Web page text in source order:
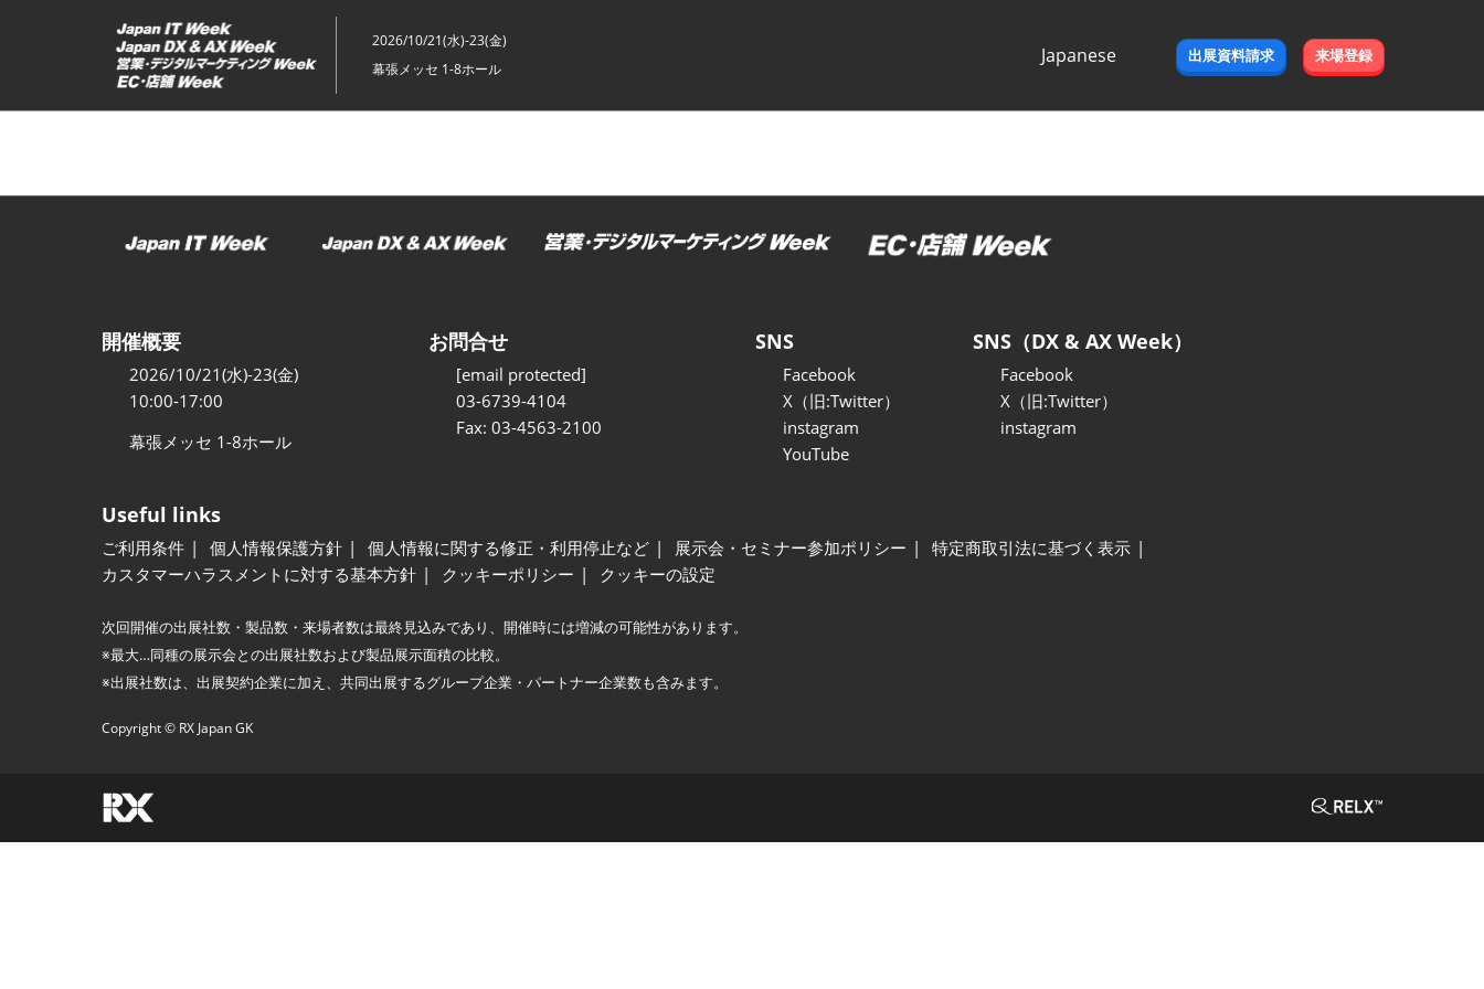
ッ
2026/10/21(水)-23(金)
幕張メッセ 1-8ホール
Japanese
出展資料請求 来場登録
開催概要
2026/10/21(水)-23(金)
10:00-17:00
幕張メッセ 1-8ホール
お問合せ
[email protected]
03-6739-4104
Fax: 03-4563-2100
SNS
Facebook
X（旧:Twitter）
instagram
YouTube
SNS（DX & AX Week）
Facebook
X（旧:Twitter）
instagram
Useful links
ご利用条件 個人情報保護方針 個人情報に関する修正・利用停止など 展示会・セミナー参加ポリシー
特定商取引法に基づく表示
カスタマーハラスメントに対する基本方針
クッキーポリシー クッキーの設定
次回開催の出展社数・製品数・来場者数は最終見込みであり、開催時には増減の可能性があります。
※最大…同種の展示会との出展社数および製品展示面積の比較。
※出展社数は、出展契約企業に加え、共同出展するグループ企業・パートナー企業数も含みます。
Copyright © RX Japan GK